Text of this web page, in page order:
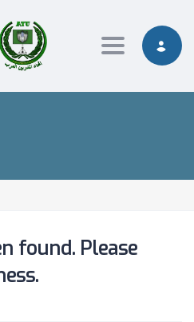
Toggle
found. Please